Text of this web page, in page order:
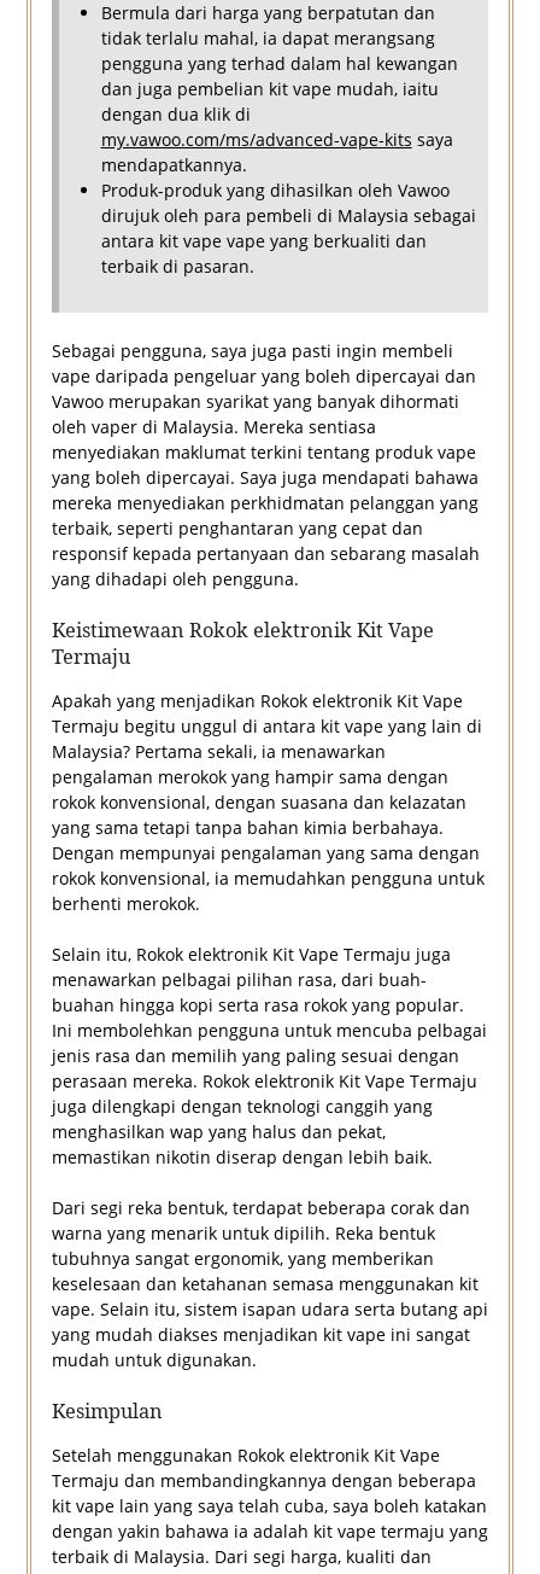
Bermula dari harga yang berpatutan dan
tidak terlalu mahal, ia dapat merangsang
pengguna yang terhad dalam hal kewangan
dan juga pembelian kit vape mudah, iaitu
dengan dua klik di
my.vawoo.com/ms/advanced-vape-kits saya
mendapatkannya.
Produk-produk yang dihasilkan oleh Vawoo
dirujuk oleh para pembeli di Malaysia sebagai
antara kit vape vape yang berkualiti dan
terbaik di pasaran.
Sebagai pengguna, saya juga pasti ingin membeli
vape daripada pengeluar yang boleh dipercayai dan
Vawoo merupakan syarikat yang banyak dihormati
oleh vaper di Malaysia. Mereka sentiasa
menyediakan maklumat terkini tentang produk vape
yang boleh dipercayai. Saya juga mendapati bahawa
mereka menyediakan perkhidmatan pelanggan yang
terbaik, seperti penghantaran yang cepat dan
responsif kepada pertanyaan dan sebarang masalah
yang dihadapi oleh pengguna.
Keistimewaan Rokok elektronik Kit Vape
Termaju
Apakah yang menjadikan Rokok elektronik Kit Vape
Termaju begitu unggul di antara kit vape yang lain di
Malaysia? Pertama sekali, ia menawarkan
pengalaman merokok yang hampir sama dengan
rokok konvensional, dengan suasana dan kelazatan
yang sama tetapi tanpa bahan kimia berbahaya.
Dengan mempunyai pengalaman yang sama dengan
rokok konvensional, ia memudahkan pengguna untuk
berhenti merokok.
Selain itu, Rokok elektronik Kit Vape Termaju juga
menawarkan pelbagai pilihan rasa, dari buah-
buahan hingga kopi serta rasa rokok yang popular.
Ini membolehkan pengguna untuk mencuba pelbagai
jenis rasa dan memilih yang paling sesuai dengan
perasaan mereka. Rokok elektronik Kit Vape Termaju
juga dilengkapi dengan teknologi canggih yang
menghasilkan wap yang halus dan pekat,
memastikan nikotin diserap dengan lebih baik.
Dari segi reka bentuk, terdapat beberapa corak dan
warna yang menarik untuk dipilih. Reka bentuk
tubuhnya sangat ergonomik, yang memberikan
keselesaan dan ketahanan semasa menggunakan kit
vape. Selain itu, sistem isapan udara serta butang api
yang mudah diakses menjadikan kit vape ini sangat
mudah untuk digunakan.
Kesimpulan
Setelah menggunakan Rokok elektronik Kit Vape
Termaju dan membandingkannya dengan beberapa
kit vape lain yang saya telah cuba, saya boleh katakan
dengan yakin bahawa ia adalah kit vape termaju yang
terbaik di Malaysia. Dari segi harga, kualiti dan